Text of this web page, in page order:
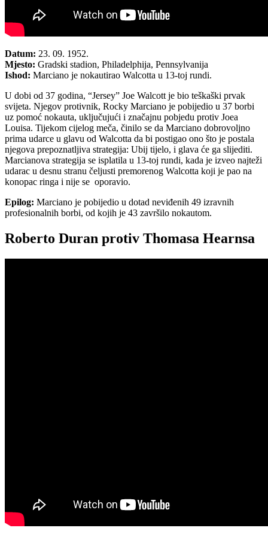
Datum: 23. 09. 1952.
Mjesto: Gradski stadion, Philadelphija, Pennsylvanija
Ishod: Marciano je nokautirao Walcotta u 13-toj rundi.
U dobi od 37 godina, “Jersey” Joe Walcott je bio teškaški prvak
svijeta. Njegov protivnik, Rocky Marciano je pobijedio u 37 borbi
uz pomoć nokauta, uključujući i značajnu pobjedu protiv Joea
Louisa. Tijekom cijelog meča, činilo se da Marciano dobrovoljno
prima udarce u glavu od Walcotta da bi postigao ono što je postala
njegova prepoznatljiva strategija: Ubij tijelo, i glava će ga slijediti.
Marcianova strategija se isplatila u 13-toj rundi, kada je izveo najteži
udarac u desnu stranu čeljusti premorenog Walcotta koji je pao na
konopac ringa i nije se oporavio.
Epilog: Marciano je pobijedio u dotad neviđenih 49 izravnih
profesionalnih borbi, od kojih je 43 završilo nokautom.
Roberto Duran protiv Thomasa Hearnsa